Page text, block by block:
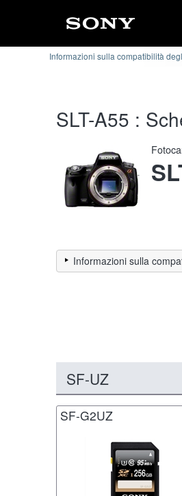
Informazioni sulla compatibilità
SLT-A55 :
Informazioni sulla
SF-UZ
SF-G2UZ